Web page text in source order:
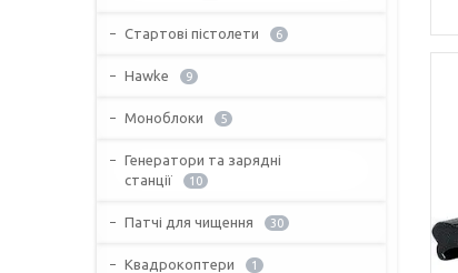
Стартові пістолети 6
Hawke 9
Моноблоки 5
Генератори та зарядні
станції
10
Патчі для чищення 30
Квадрокоптери 1